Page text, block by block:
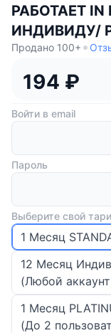
РАБОТАЕТ IN
ИНДИВИДУ/
Продано 100+
194 ₽
Войти в email
Пароль
Выберите свой
1 Месяц
12 Месяц
(Любой
1 Месяц
(До 2